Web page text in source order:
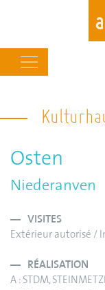
navigation
Osten
Niederanven
VISITES
Extérieur autorisé /
RÉALISATION
A : STDM,